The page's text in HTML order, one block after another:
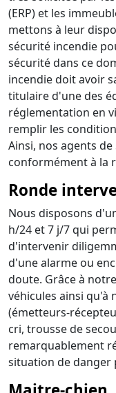
(ERP) et les
mettons à leur
sécurité incendie
sécurité dans ce
incendie doit avoir
titulaire d'une des
réglementation en
remplir les
Ainsi, nos agents
conformément à la
Ronde
Nous disposons
h/24 et 7 j/7 qui
d'intervenir
d'une alarme ou
doute. Grâce à
véhicules ainsi qu'à
(émetteurs-
cri, trousse de
remarquablement
situation de danger